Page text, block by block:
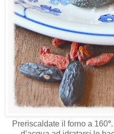
Preriscaldate il forno a 160°.